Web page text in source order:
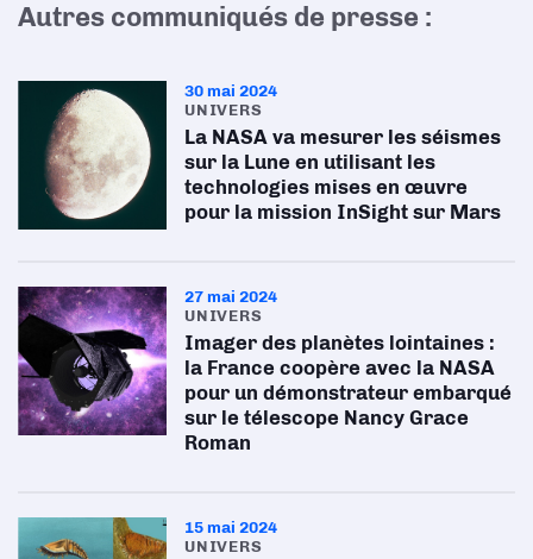
Autres communiqués de presse :
30 mai 2024
UNIVERS
La NASA va mesurer les séismes
sur la Lune en utilisant les
technologies mises en œuvre
pour la mission InSight sur Mars
27 mai 2024
UNIVERS
Imager des planètes lointaines :
la France coopère avec la NASA
pour un démonstrateur embarqué
sur le télescope Nancy Grace
Roman
15 mai 2024
UNIVERS